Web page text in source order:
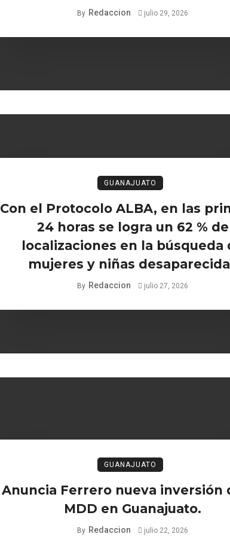
By Redaccion julio 29, 2026
GUANAJUATO
Con el Protocolo ALBA, en las
24 horas se logra un 62 % de
localizaciones en la búsqueda
mujeres y niñas
By Redaccion julio 27, 2026
GUANAJUATO
Anuncia Ferrero nueva inversión
MDD en Guanajuato.
By Redaccion julio 22, 2026